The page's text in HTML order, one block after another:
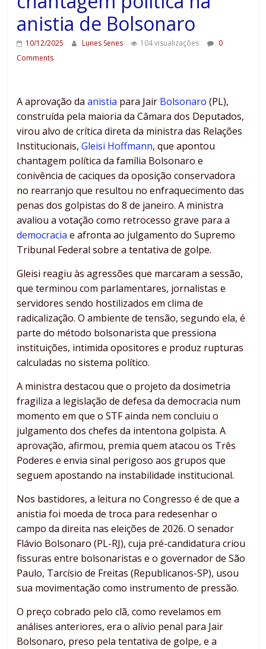
anistia de Bolsonaro
10/12/2025 Lunes Senes 104 visualizações
0
Comments
A aprovação daanistia para Jair Bolsonaro (PL),
construída pela maioria da Câmara dos Deputados,
virou alvo de crítica direta da ministra das Relações
Institucionais,Gleisi Hoffmann, que apontou
chantagem política da família Bolsonaro e
conivência de caciques da oposição conservadora
no rearranjo que resultou no enfraquecimento das
penas dos golpistas do 8 de janeiro. A ministra
avaliou a votação como retrocesso grave para a
democracia e afronta ao julgamento do Supremo
Tribunal Federal sobre a tentativa de golpe.
Gleisi reagiu às agressões que marcaram a sessão,
que terminou com parlamentares, jornalistas e
servidores sendo hostilizados em clima de
radicalização. O ambiente de tensão, segundo ela, é
parte do método bolsonarista que pressiona
instituições, intimida opositores e produz rupturas
calculadas no sistema político.
A ministra destacou que o projeto da dosimetria
fragiliza a legislação de defesa da democracia num
momento em que o STF ainda nem concluiu o
julgamento dos chefes da intentona golpista. A
aprovação, afirmou, premia quem atacou os Três
Poderes e envia sinal perigoso aos grupos que
seguem apostando na instabilidade institucional.
Nos bastidores, a leitura no Congresso é de que a
anistia foi moeda de troca para redesenhar o
campo da direita nas eleições de 2026. O senador
Flávio Bolsonaro (PL-RJ), cuja pré-candidatura criou
fissuras entre bolsonaristas e o governador de São
Paulo, Tarcísio de Freitas (Republicanos-SP), usou
sua movimentação como instrumento de pressão.
O preço cobrado pelo clã, como revelamos em
análises anteriores, era o alívio penal para Jair
Bolsonaro, preso pela tentativa de golpe, e a